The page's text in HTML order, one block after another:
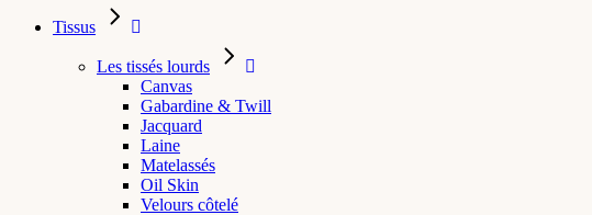
Tissus
Les tissés lourds
Canvas
Gabardine & Twill
Jacquard
Laine
Matelassés
Oil Skin
Velours côtelé